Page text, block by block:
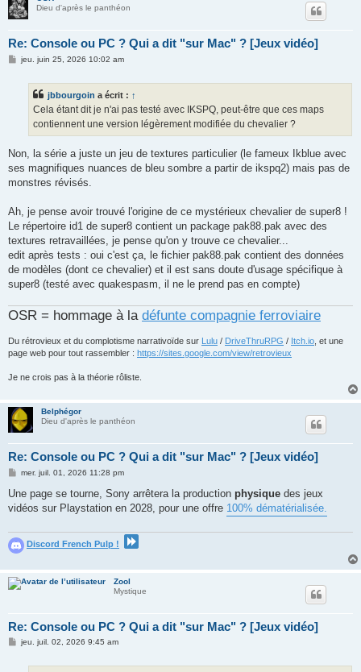
Dieu d'après le panthéon
Re: Console ou PC ? Qui a dit "sur Mac" ? [Jeux vidéo]
Mjeu. juin 25, 2026 10:02 am
jbbourgoin a écrit : ↑
Cela étant dit je n'ai pas testé avec IKSPQ, peut-être que ces maps
contiennent une version légèrement modifiée du chevalier ?
Non, la série a juste un jeu de textures particulier (le fameux Ikblue avec
ses magnifiques nuances de bleu sombre a partir de ikspq2) mais pas de
monstres révisés.
Ah, je pense avoir trouvé l'origine de ce mystérieux chevalier de super8 !
Le répertoire id1 de super8 contient un package pak88.pak avec des
textures retravaillées, je pense qu'on y trouve ce chevalier...
edit après tests : oui c'est ça, le fichier pak88.pak contient des données
de modèles (dont ce chevalier) et il est sans doute d'usage spécifique à
super8 (testé avec quakespasm, il ne le prend pas en compte)
OSR = hommage à la défunte compagnie ferroviaire
Du rétrovieux et du complotisme narrativoïde sur Lulu / DriveThruRPG / Itch.io , et une
page web pour tout rassembler : https://sites.google.com/view/retrovieux
Je ne crois pas à la théorie rôliste.
Belphégor
Dieu d'après le panthéon
Re: Console ou PC ? Qui a dit "sur Mac" ? [Jeux vidéo]
M
s
a
mer. juil. 01, 2026 11:28 pm
Une page se tourne, Sony arrêtera la production physique des jeux
vidéos sur Playstation en 2028, pour une offre 100% dématérialisée.
Discord French Pulp !
Zool
Mystique
Re: Console ou PC ? Qui a dit "sur Mac" ? [Jeux vidéo]
Mjeu. juil. 02, 2026 9:45 am